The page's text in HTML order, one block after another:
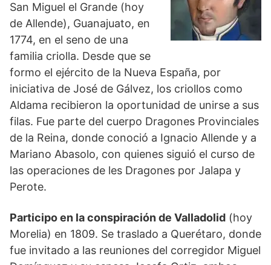
San Miguel el Grande (hoy
de Allende), Guanajuato, en
1774, en el seno de una
familia criolla. Desde que se
formo el ejército de la Nueva España, por
iniciativa de José de Gálvez, los criollos como
Aldama recibieron la oportunidad de unirse a sus
filas. Fue parte del cuerpo Dragones Provinciales
de la Reina, donde conoció a Ignacio Allende y a
Mariano Abasolo, con quienes siguió el curso de
las operaciones de les Dragones por Jalapa y
Perote.
Participo en la conspiración de Valladolid (hoy
Morelia) en 1809. Se traslado a Querétaro, donde
fue invitado a las reuniones del corregidor Miguel